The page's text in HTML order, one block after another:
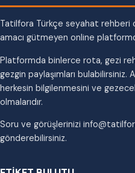
Tatilfora Türkçe seyahat rehberi
amacı gütmeyen online
Platformda binlerce rota, gezi
gezgin paylaşımları bulabilirsiniz.
herkesin bilgilenmesini ve
olmalarıdır.
Soru ve görüşlerinizi
gönderebilirsiniz.